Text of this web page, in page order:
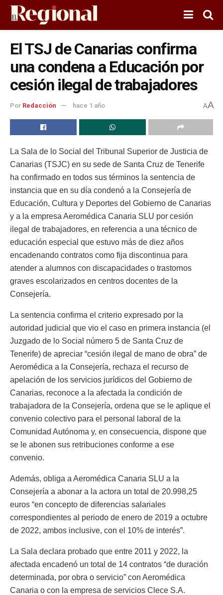
El TSJ de Canarias confirma
una condena a Educación por
cesión ilegal de trabajadores
Por Redacción hace 1 año AA
La Sala de lo Social del Tribunal Superior de Justicia de
Canarias (TSJC) en su sede de Santa Cruz de Tenerife
ha confirmado en todos sus términos la sentencia de
instancia que en su día condenó a la Consejería de
Educación, Cultura y Deportes del Gobierno de Canarias
y a la empresa Aeromédica Canaria SLU por cesión
ilegal de trabajadores, en referencia a una técnico de
educación especial que estuvo más de diez años
encadenando contratos como fija discontinua para
atender a alumnos con discapacidades o trastornos
graves escolarizados en centros docentes de la
Consejería.
La sentencia confirma el criterio expresado por la
autoridad judicial que vio el caso en primera instancia (el
Juzgado de lo Social número 5 de Santa Cruz de
Tenerife) de apreciar “cesión ilegal de mano de obra” de
Aeromédica a la Consejería, rechaza el recurso de
apelación de los servicios jurídicos del Gobierno de
Canarias, reconoce a la afectada la condición de
trabajadora de la Consejería, ordena que se le aplique el
convenio colectivo para el personal laboral de la
Comunidad Autónoma y, en consecuencia, dispone que
se le abonen sus retribuciones conforme a ese
convenio.
Además, obliga a Aeromédica Canaria SLU a la
Consejería a abonar a la actora un total de 20.998,25
euros “en concepto de diferencias salariales
correspondientes al periodo de enero de 2019 a octubre
de 2022, ambos inclusive, con el 10% de interés”.
La Sala declara probado que entre 2011 y 2022, la
afectada encadenó un total de 14 contratos “de duración
determinada, por obra o servicio” con Aeromédica
Canaria o con la empresa de servicios Clece S.A.